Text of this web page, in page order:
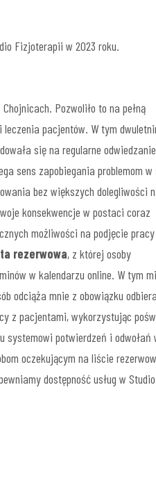
Fizjoterapii w 2023 roku.
Pozwoliło to na pełną
pacjentów. W tym
się na regularne odwiedzanie
sens zapobiegania problemom w
bez większych dolegliwości
konsekwencje w postaci coraz
możliwości na podjęcie
rezerwowa, z której osoby
w kalendarzu online. W tym
odciąża mnie z obowiązku
z pacjentami, wykorzystując
systemowi potwierdzeń i odwołań
oczekującym na liście
dostępność usług w Studio